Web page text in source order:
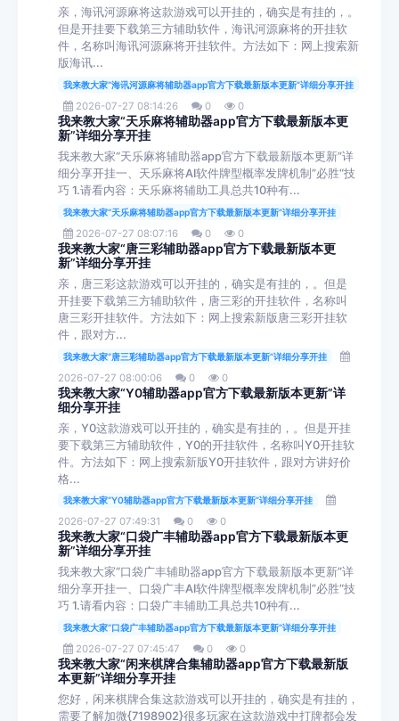
亲，海讯河源麻将这款游戏可以开挂的，确实是有挂的，。
但是开挂要下载第三方辅助软件，海讯河源麻将的开挂软
件，名称叫海讯河源麻将开挂软件。方法如下：网上搜索新
版海讯...
我来教大家“海讯河源麻将辅助器app官方下载最新版本更新”详细分享开挂
2026-07-27 08:14:26 0 0
我来教大家“天乐麻将辅助器app官方下载最新版本更
新”详细分享开挂
我来教大家“天乐麻将辅助器app官方下载最新版本更新”详
细分享开挂一、天乐麻将AI软件牌型概率发牌机制”必胜“技
巧 1.请看内容：天乐麻将辅助工具总共10种有...
我来教大家“天乐麻将辅助器app官方下载最新版本更新”详细分享开挂
2026-07-27 08:07:16 0 0
我来教大家“唐三彩辅助器app官方下载最新版本更
新”详细分享开挂
亲，唐三彩这款游戏可以开挂的，确实是有挂的，。但是
开挂要下载第三方辅助软件，唐三彩的开挂软件，名称叫
唐三彩开挂软件。方法如下：网上搜索新版唐三彩开挂软
件，跟对方...
我来教大家“唐三彩辅助器app官方下载最新版本更新”详细分享开挂
2026-07-27 08:00:06 0 0
我来教大家“Y0辅助器app官方下载最新版本更新”详
细分享开挂
亲，Y0这款游戏可以开挂的，确实是有挂的，。但是开挂
要下载第三方辅助软件，Y0的开挂软件，名称叫Y0开挂软
件。方法如下：网上搜索新版Y0开挂软件，跟对方讲好价
格...
我来教大家“Y0辅助器app官方下载最新版本更新”详细分享开挂
2026-07-27 07:49:31 0 0
我来教大家“口袋广丰辅助器app官方下载最新版本更
新”详细分享开挂
我来教大家“口袋广丰辅助器app官方下载最新版本更新”详
细分享开挂一、口袋广丰AI软件牌型概率发牌机制”必胜“技
巧 1.请看内容：口袋广丰辅助工具总共10种有...
我来教大家“口袋广丰辅助器app官方下载最新版本更新”详细分享开挂
2026-07-27 07:45:47 0 0
我来教大家“闲来棋牌合集辅助器app官方下载最新版
本更新”详细分享开挂
您好，闲来棋牌合集这款游戏可以开挂的，确实是有挂的，
需要了解加微{7198902}很多玩家在这款游戏中打牌都会发